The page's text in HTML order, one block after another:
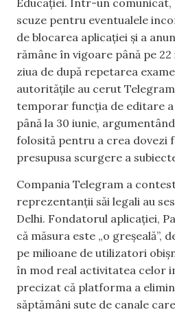
scuze pentru eventualele
de blocarea aplicației și a
rămâne în vigoare până pe 22
ziua de după repetarea
autoritățile au cerut
temporar funcția de editare
până la 30 iunie,
folosită pentru a crea dovezi
presupusa scurgere a
Compania Telegram a
reprezentanții săi legali au
Delhi. Fondatorul aplicației,
că măsura este „o greșeală”,
pe milioane de utilizatori
în mod real activitatea celor
precizat că platforma a
săptămâni sute de canale